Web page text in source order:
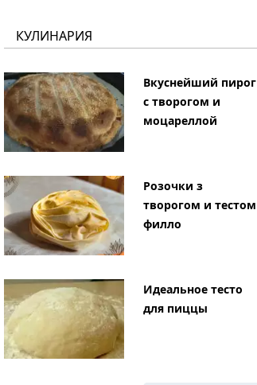
КУЛИНАРИЯ
Вкуснейший пирог
с творогом и
моцареллой
Розочки з
творогом и тестом
филло
Идеальное тесто
для пиццы